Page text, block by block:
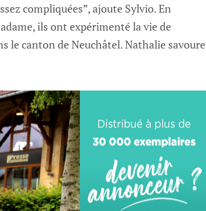
compliquées”, ajoute Sylvio. En
ils ont expérimenté la vie de
le canton de Neuchâtel. Nathalie savoure